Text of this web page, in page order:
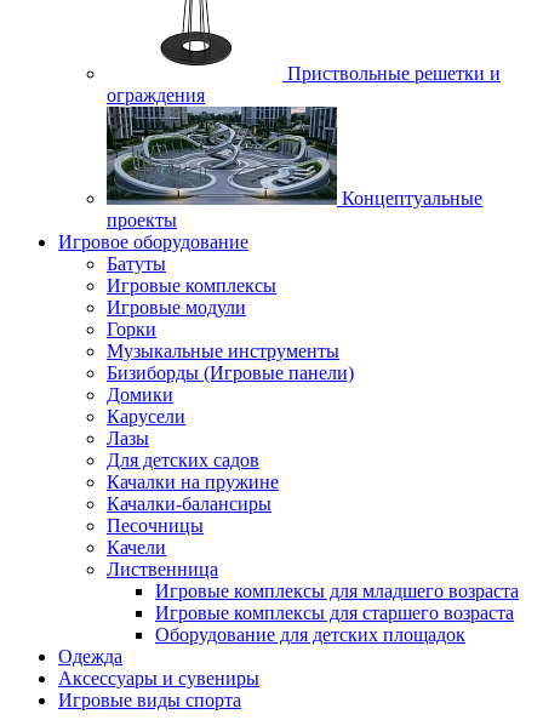
Приствольные решетки и
ограждения
Концептуальные
проекты
Игровое оборудование
Батуты
Игровые комплексы
Игровые модули
Горки
Музыкальные инструменты
Бизиборды (Игровые панели)
Домики
Карусели
Лазы
Для детских садов
Качалки на пружине
Качалки-балансиры
Песочницы
Качели
Лиственница
Игровые комплексы для младшего возраста
Игровые комплексы для старшего возраста
Оборудование для детских площадок
Одежда
Аксессуары и сувениры
Игровые виды спорта